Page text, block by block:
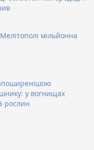
мільйонна
у вогнищах
рослин